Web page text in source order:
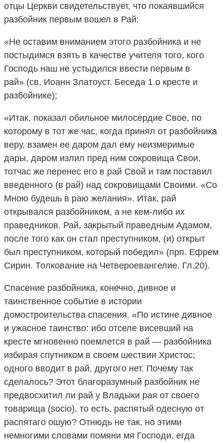
отцы Церкви свидетельствует, что покаявшийся
разбойник первым вошел в Рай:
«Не оставим вниманием этого разбойника и не
постыдимся взять в качестве учителя того, кого
Господь наш не устыдился ввести первым в
рай» (св. Иоанн Златоуст. Беседа 1 о кресте и
разбойнике);
«Итак, показал обильное милосердие Свое, по
которому в тот же час, когда принял от разбойника
веру, взамен ее даром дал ему неизмеримые
дары, даром излил пред ним сокровища Свои,
тотчас же перенес его в рай Свой и там поставил
введенного (в рай) над сокровищами Своими. «Со
Мною будешь в раю желания». Итак, рай
открывался разбойником, а не кем-либо их
праведников. Рай, закрытый праведным Адамом,
после того как он стал преступником, (и) открыт
был преступником, который победил» (прп. Ефрем
Сирин. Толкование на Четвероевангелие. Гл.20).
Спасение разбойника, конечно, дивное и
таинственное событие в истории
домостроительства спасения. «По истине дивное
и ужасное таинство: ибо отселе висевший на
кресте мгновенно поемлется в рай — разбойника
избирая спутником в своем шествии Христос;
одного вводит в рай, другого нет. Почему так
сделалось? Этот благоразумный разбойник не
предвосхитил ли рай у Владыки рая от своего
товарища (socio), то есть, распятый одесную от
распятаго ошую? Отнюдь не так, но этими
немногими словами помяни мя Господи, егда